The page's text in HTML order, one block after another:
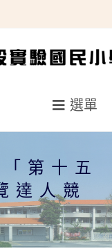
選單
第十五
達人競